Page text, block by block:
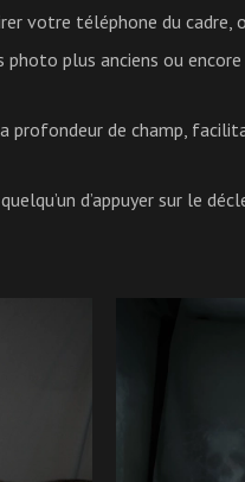
votre téléphone du cadre,
plus anciens ou
profondeur de champ,
d’appuyer sur le